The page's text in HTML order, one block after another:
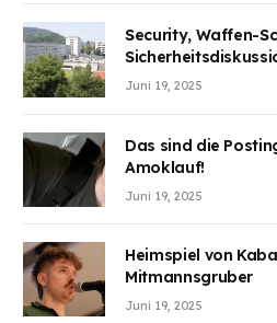
Security, Waffen-
Juni 19, 2025
Das sind die
Amoklauf!
Juni 19, 2025
Heimspiel von
Mitmannsgruber
Juni 19, 2025